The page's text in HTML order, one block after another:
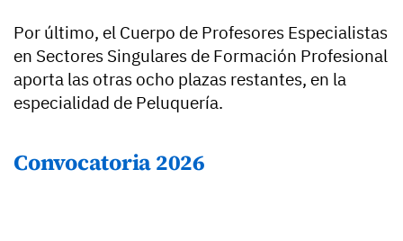
Por último, el Cuerpo de Profesores Especialistas
en Sectores Singulares de Formación Profesional
aporta las otras ocho plazas restantes, en la
especialidad de Peluquería.
Convocatoria 2026